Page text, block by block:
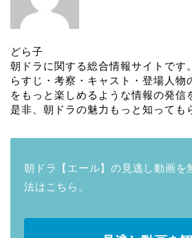
どら子
朝ドラに関する総合情報サイトです
らすじ・考察・キャスト・登場人物
をもっと楽しめるような情報の発信
是非、朝ドラの魅力もっと知っても
朝ドラ【エール】の見逃し動画を
法はこちら。